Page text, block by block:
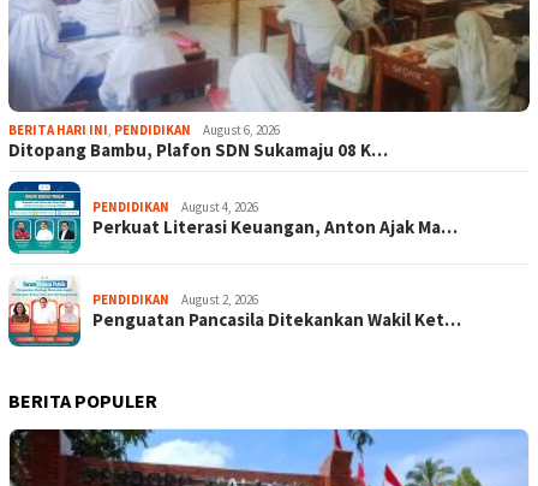
BERITA HARI INI, PENDIDIKAN August 6, 2026
Ditopang Bambu, Plafon SDN Sukamaju 08 K…
PENDIDIKAN August 4, 2026
Perkuat Literasi Keuangan, Anton Ajak Ma…
PENDIDIKAN August 2, 2026
Penguatan Pancasila Ditekankan Wakil Ket…
BERITA POPULER